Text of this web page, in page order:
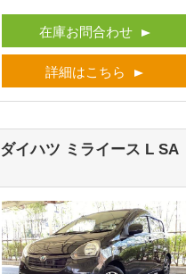
在庫お問合わせ
詳細はこちら
ダイハツ ミライース L SA